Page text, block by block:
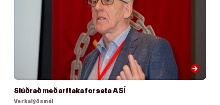
arrow_forward
Slúðrað með arftaka forseta ASÍ
Verkalýðsmál